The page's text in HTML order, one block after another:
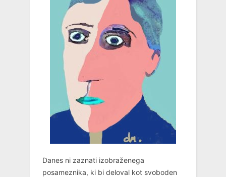
Danes ni zaznati izobraženega
posameznika, ki bi deloval kot svoboden